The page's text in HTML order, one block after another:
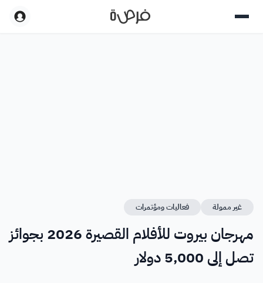
غير ممولة فعاليات ومؤتمرات
مهرجان بيروت للأفلام القصيرة 2026 بجوائز
تصل إلى 5,000 دولار